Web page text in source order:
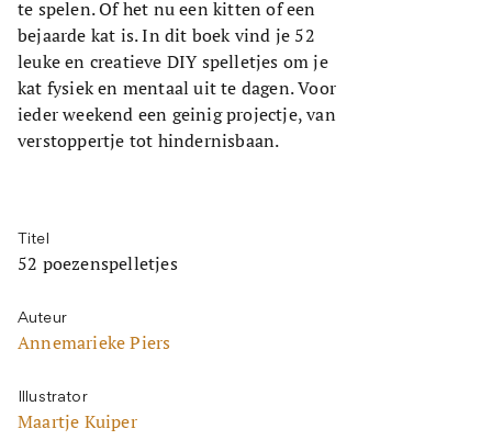
te spelen. Of het nu een kitten of een
bejaarde kat is. In dit boek vind je 52
leuke en creatieve DIY spelletjes om je
kat fysiek en mentaal uit te dagen. Voor
ieder weekend een geinig projectje, van
verstoppertje tot hindernisbaan.
Titel
52 poezenspelletjes
Auteur
Annemarieke Piers
Illustrator
Maartje Kuiper